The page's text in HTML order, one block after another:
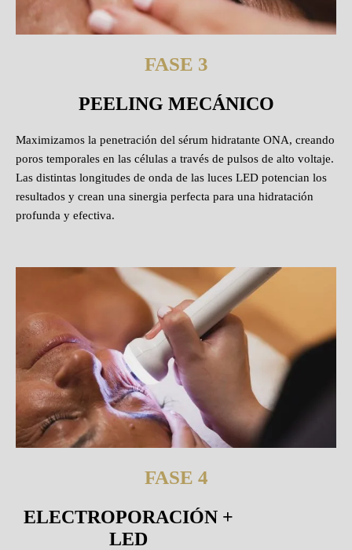
FASE 3
PEELING MECÁNICO
Maximizamos la penetración del sérum hidratante ONA, creando
poros temporales en las células a través de pulsos de alto voltaje.
Las distintas longitudes de onda de las luces LED potencian los
resultados y crean una sinergia perfecta para una hidratación
profunda y efectiva.
FASE 4
ELECTROPORACIÓN +
LED